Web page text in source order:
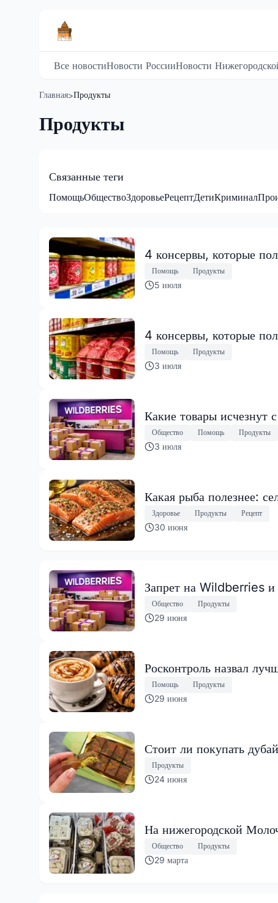
Все новостиНовости РоссииНовости
Главная>Продукты
Продукты
Связанные теги
ПомощьОбществоЗдоровьеРецептДетиКриминал
4 консервы, которые
Помощь Продукты
5 июля
4 консервы, которые
Помощь Продукты
3 июля
Какие товары
Общество Помощь Продукты
3 июля
Какая рыба полезнее:
Здоровье Продукты Рецепт
30 июня
Запрет на Wildberries и
Общество Продукты
29 июня
Росконтроль назвал
Помощь Продукты
29 июня
Стоит ли покупать
Продукты
24 июня
На нижегородской
Общество Продукты
29 марта